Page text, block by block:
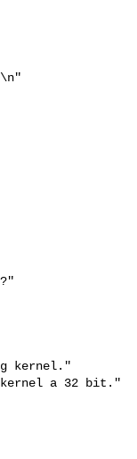
kernel."
kernel a 32 bit."